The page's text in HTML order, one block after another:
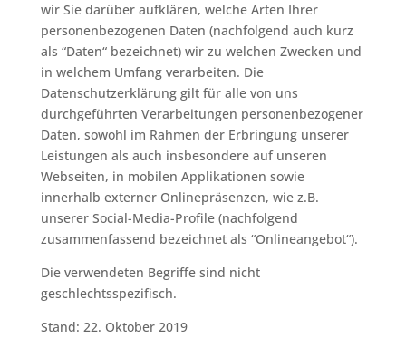
wir Sie darüber aufklären, welche Arten Ihrer
personenbezogenen Daten (nachfolgend auch kurz
als “Daten“ bezeichnet) wir zu welchen Zwecken und
in welchem Umfang verarbeiten. Die
Datenschutzerklärung gilt für alle von uns
durchgeführten Verarbeitungen personenbezogener
Daten, sowohl im Rahmen der Erbringung unserer
Leistungen als auch insbesondere auf unseren
Webseiten, in mobilen Applikationen sowie
innerhalb externer Onlinepräsenzen, wie z.B.
unserer Social-Media-Profile (nachfolgend
zusammenfassend bezeichnet als “Onlineangebot“).
Die verwendeten Begriffe sind nicht
geschlechtsspezifisch.
Stand: 22. Oktober 2019